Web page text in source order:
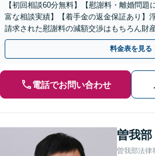
【初回相談60分無料】【慰謝料・離婚問題
富な相談実績】【着手金の返金保証あり】
請求された慰謝料の減額交渉はもちろん財
棄など様々な離婚・男女問題の解決実績が
料金表を見る
電話でお問い合わせ
曽我部
曽我部法律